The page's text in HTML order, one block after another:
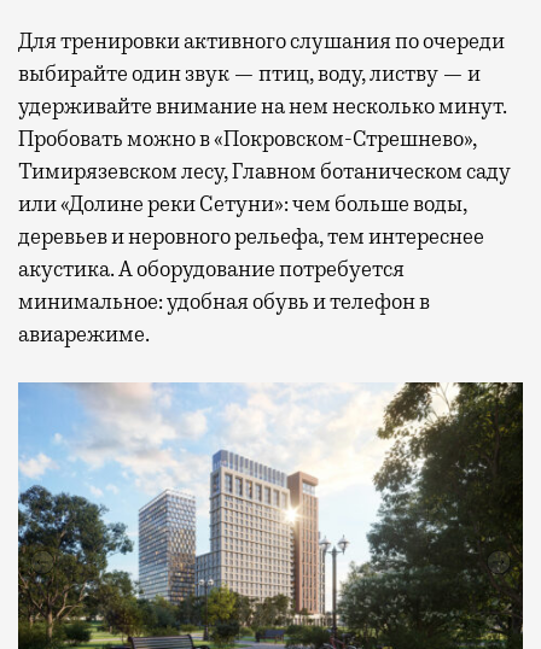
Для тренировки активного слушания по очереди
выбирайте один звук — птиц, воду, листву — и
удерживайте внимание на нем несколько минут.
Пробовать можно в «Покровском-Стрешнево»,
Тимирязевском лесу, Главном ботаническом саду
или «Долине реки Сетуни»: чем больше воды,
деревьев и неровного рельефа, тем интереснее
акустика. А оборудование потребуется
минимальное: удобная обувь и телефон в
авиарежиме.